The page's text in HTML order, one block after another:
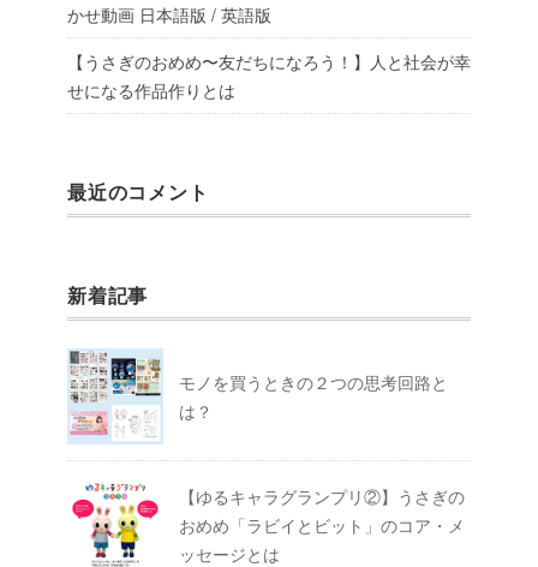
かせ動画 日本語版 / 英語版
【うさぎのおめめ〜友だちになろう！】人と社会が幸
せになる作品作りとは
最近のコメント
新着記事
モノを買うときの２つの思考回路と
は？
【ゆるキャラグランプリ②】うさぎの
おめめ「ラビイとビット」のコア・メ
ッセージとは